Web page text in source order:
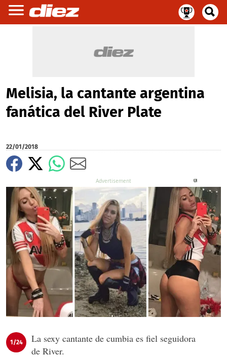
Melisia, la cantante argentina
fanática del River Plate
22/01/2018
1/24
La sexy cantante de cumbia es fiel seguidora
de River.
X